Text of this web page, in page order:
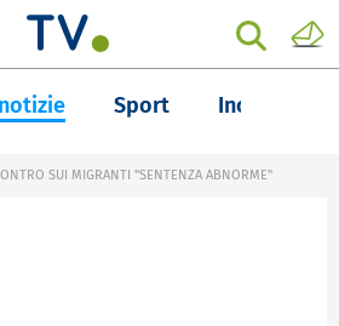
Sport Inchieste
SUI MIGRANTI "SENTENZA ABNORME"